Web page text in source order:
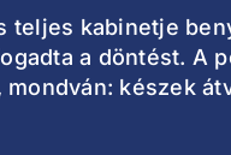
teljes kabinetje
a döntést. A
készek